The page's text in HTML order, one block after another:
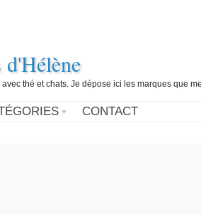
thé et chats. Je dépose ici les marques que
CONTACT